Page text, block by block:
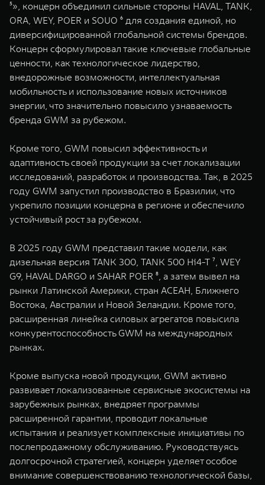
⁵», концерн объединил сильные стороны HAVAL, TANK,
ORA, WEY, POER и SOUO ⁶ для создания единой, но
диверсифицированной глобальной системы брендов.
Концерн сформулировал такие ключевые глобальные
ценности, как технологическое лидерство,
внедорожные возможности, интеллектуальная
мобильность и использование новых источников
энергии, что значительно повысило узнаваемость
бренда GWM за рубежом.
Кроме того, GWM повысил эффективность и
адаптивность своей продукции за счет локализации
исследований, разработок и производства. Так, в 2025
году GWM запустил производство в Бразилии, что
укрепило позиции концерна в регионе и обеспечило
устойчивый рост за рубежом.
В 2025 году GWM представил такие модели, как
дизельная версия TANK 300, TANK 500 Hi4-T ⁷, WEY
G9, HAVAL DARGO и SAHAR POER ⁸, а затем вывел на
рынки Латинской Америки, стран АСЕАН, Ближнего
Востока, Австралии и Новой Зеландии. Кроме того,
расширенная линейка силовых агрегатов повысила
конкурентоспособность GWM на международных
рынках.
Кроме выпуска новой продукции, GWM активно
развивает локализованные сервисные экосистемы на
зарубежных рынках, внедряет программы
расширенной гарантии, проводит локальные
испытания и реализует комплексные инициативы по
послепродажному обслуживанию. Руководствуясь
долгосрочной стратегией, концерн уделяет особое
внимание совершенствованию технологической базы,